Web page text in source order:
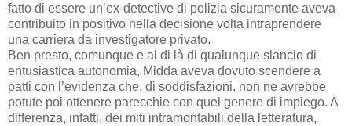
fatto di essere un’ex-detective di polizia sicuramente aveva
contribuito in positivo nella decisione volta intraprendere
una carriera da investigatore privato.
Ben presto, comunque e al di là di qualunque slancio di
entusiastica autonomia, Midda aveva dovuto scendere a
patti con l’evidenza che, di soddisfazioni, non ne avrebbe
potute poi ottenere parecchie con quel genere di impiego. A
differenza, infatti, dei miti intramontabili della letteratura,